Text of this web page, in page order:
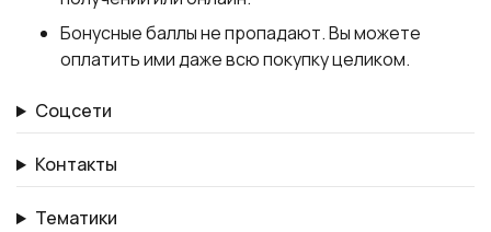
Бонусные баллы не пропадают. Вы можете
оплатить ими даже всю покупку целиком.
Соцсети
Контакты
Тематики